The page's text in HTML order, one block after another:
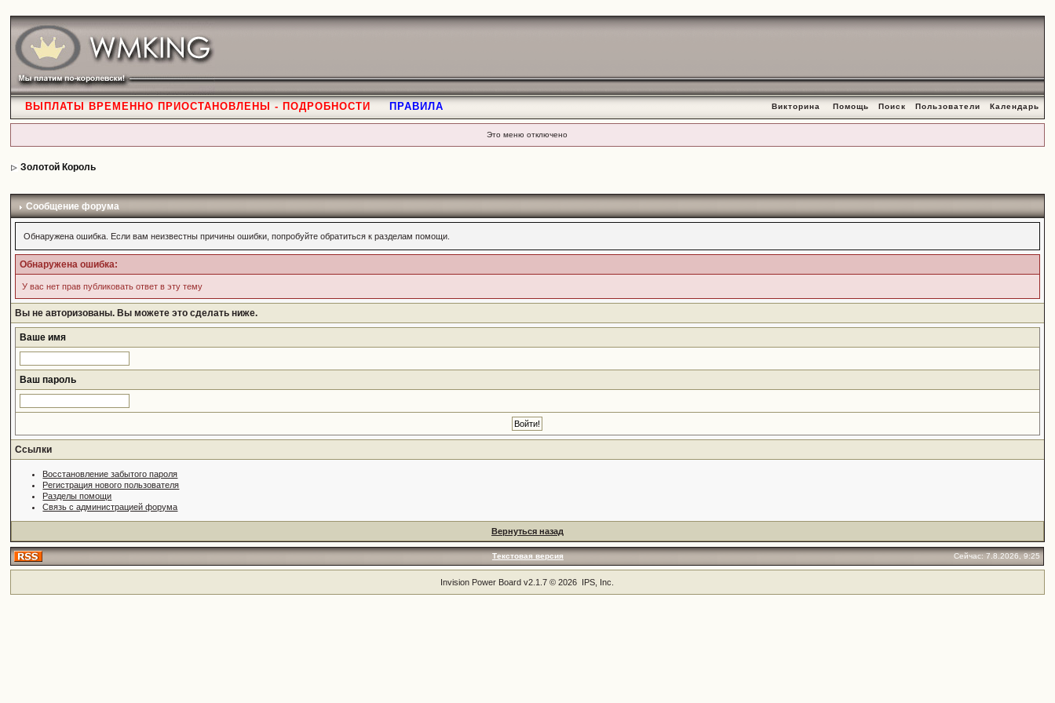
ВЫПЛАТЫ ВРЕМЕННО ПРИОСТАНОВЛЕНЫ - ПОДРОБНОСТИ ПРАВИЛА Викторина Помощь Поиск Пользователи Календарь
Это меню отключено
Золотой Король
Сообщение форума
Обнаружена ошибка. Если вам неизвестны причины ошибки, попробуйте обратиться к разделам помощи.
Обнаружена ошибка:
У вас нет прав публиковать ответ в эту тему
Вы не авторизованы. Вы можете это сделать ниже.
Ваше имя
Ваш пароль
Ссылки
Восстановление забытого пароля
Регистрация нового пользователя
Разделы помощи
Связь с администрацией форума
Вернуться назад
Текстовая версия Сейчас: 7.8.2026, 9:25
Invision Power Board v2.1.7 © 2026 IPS, Inc.